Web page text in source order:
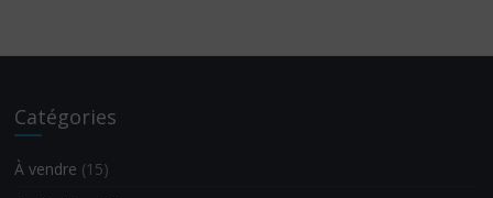
Catégories
À vendre (15)